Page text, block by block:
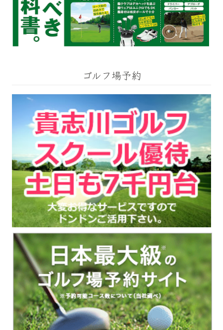
ゴルフ場予約